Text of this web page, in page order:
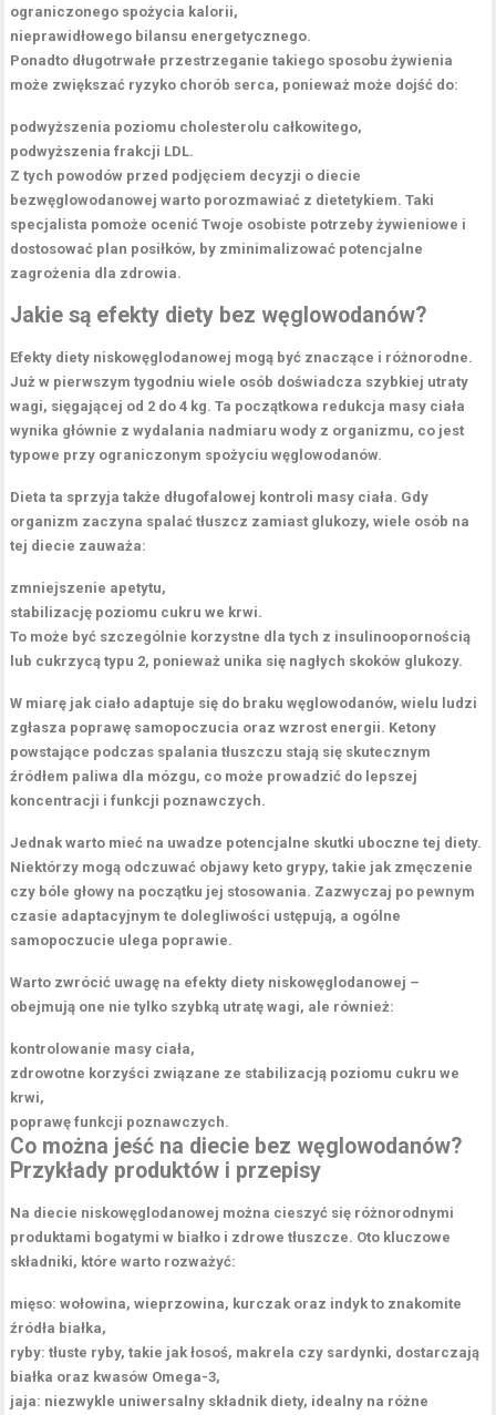
ograniczonego spożycia kalorii,
nieprawidłowego bilansu energetycznego.
Ponadto długotrwałe przestrzeganie takiego sposobu żywienia
może zwiększać ryzyko chorób serca, ponieważ może dojść do:
podwyższenia poziomu cholesterolu całkowitego,
podwyższenia frakcji LDL.
Z tych powodów przed podjęciem decyzji o diecie
bezwęglowodanowejwarto porozmawiać z dietetykiem. Taki
specjalista pomoże ocenić Twoje osobiste potrzeby żywieniowe i
dostosować plan posiłków, by zminimalizować potencjalne
zagrożenia dla zdrowia.
Jakie są efekty diety bez węglowodanów?
Efekty diety niskowęglodanowej mogą być znaczące i różnorodne.
Już w pierwszym tygodniu wiele osób doświadcza szybkiej utraty
wagi, sięgającej od 2 do 4 kg. Ta początkowa redukcja masy ciała
wynika głównie z wydalania nadmiaru wody z organizmu, co jest
typowe przy ograniczonym spożyciu węglowodanów.
Dieta ta sprzyja także długofalowej kontroli masy ciała. Gdy
organizm zaczyna spalać tłuszcz zamiast glukozy, wiele osób na
tej diecie zauważa:
zmniejszenie apetytu,
stabilizację poziomu cukru we krwi.
To może być szczególnie korzystne dla tych z insulinoopornością
lub cukrzycą typu 2, ponieważ unika się nagłych skoków glukozy.
W miarę jak ciało adaptuje się do braku węglowodanów, wielu ludzi
zgłasza poprawę samopoczucia oraz wzrost energii. Ketony
powstające podczas spalania tłuszczu stają się skutecznym
źródłem paliwa dla mózgu, co może prowadzić do lepszej
koncentracji i funkcji poznawczych.
Jednak warto mieć na uwadze potencjalne skutki uboczne tej diety.
Niektórzy mogą odczuwać objawy keto grypy, takie jak zmęczenie
czy bóle głowy na początku jej stosowania. Zazwyczaj po pewnym
czasie adaptacyjnym te dolegliwości ustępują, a ogólne
samopoczucie ulega poprawie.
Warto zwrócić uwagę na efekty diety niskowęglodanowej –
obejmują one nie tylko szybką utratę wagi, ale również:
kontrolowanie masy ciała,
zdrowotne korzyści związane ze stabilizacją poziomu cukru we
krwi,
poprawę funkcji poznawczych.
Co można jeść na diecie bez węglowodanów?
Przykłady produktów i przepisy
Na diecie niskowęglodanowej można cieszyć się różnorodnymi
produktami bogatymi w białko i zdrowe tłuszcze. Oto kluczowe
składniki, które warto rozważyć:
mięso: wołowina, wieprzowina, kurczak oraz indyk to znakomite
źródła białka,
ryby: tłuste ryby, takie jak łosoś, makrela czy sardynki, dostarczają
białka oraz kwasów Omega-3,
jaja: niezwykle uniwersalny składnik diety, idealny na różne